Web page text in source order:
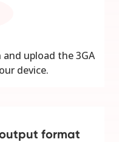
upload the 3GA
device.
format